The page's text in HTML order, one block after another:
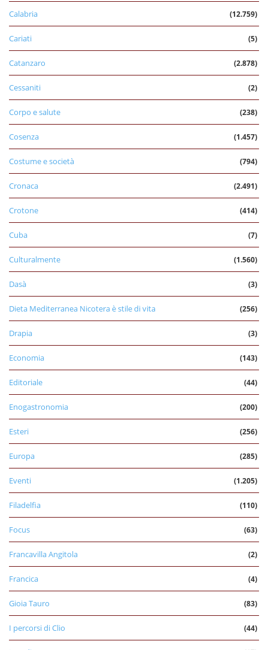
Calabria (12.759)
Cariati (5)
Catanzaro (2.878)
Cessaniti (2)
Corpo e salute (238)
Cosenza (1.457)
Costume e società (794)
Cronaca (2.491)
Crotone (414)
Cuba (7)
Culturalmente (1.560)
Dasà (3)
Dieta Mediterranea Nicotera è stile di vita (256)
Drapia (3)
Economia (143)
Editoriale (44)
Enogastronomia (200)
Esteri (256)
Europa (285)
Eventi (1.205)
Filadelfia (110)
Focus (63)
Francavilla Angitola (2)
Francica (4)
Gioia Tauro (83)
I percorsi di Clio (44)